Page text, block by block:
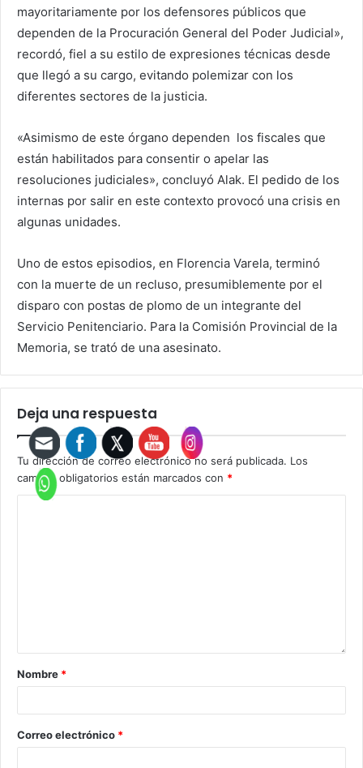
mayoritariamente por los defensores públicos que
dependen de la Procuración General del Poder Judicial»,
recordó, fiel a su estilo de expresiones técnicas desde
que llegó a su cargo, evitando polemizar con los
diferentes sectores de la justicia.
«Asimismo de este órgano dependen los fiscales que
están habilitados para consentir o apelar las
resoluciones judiciales», concluyó Alak. El pedido de los
internas por salir en este contexto provocó una crisis en
algunas unidades.
Uno de estos episodios, en Florencia Varela, terminó
con la muerte de un recluso, presumiblemente por el
disparo con postas de plomo de un integrante del
Servicio Penitenciario. Para la Comisión Provincial de la
Memoria, se trató de una asesinato.
Deja una respuesta
Tu dirección de correo electrónico no será publicada. Los
campos obligatorios están marcados con *
Nombre *
Correo electrónico *